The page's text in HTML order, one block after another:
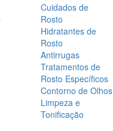
Cuidados de
Rosto
Hidratantes de
Rosto
Antirrugas
Tratamentos de
Rosto Específicos
Contorno de Olhos
Limpeza e
Tonificação